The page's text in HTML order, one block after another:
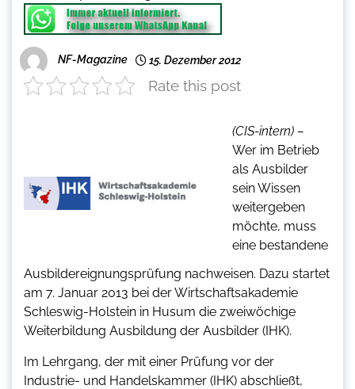
NF-Magazine 15. Dezember 2012
Rate this post
(CIS-intern) –
Wer im Betrieb
als Ausbilder
sein Wissen
weitergeben
möchte, muss
eine bestandene
Ausbildereignungsprüfung nachweisen. Dazu startet
am 7. Januar 2013 bei der Wirtschaftsakademie
Schleswig-Holstein in Husum die zweiwöchige
Weiterbildung Ausbildung der Ausbilder (IHK).
Im Lehrgang, der mit einer Prüfung vor der
Industrie- und Handelskammer (IHK) abschließt,